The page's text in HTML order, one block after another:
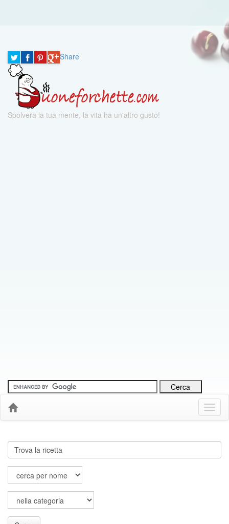
Share
Spolvera la tua mente, la vita ha un'altro gusto!
Menu
Down
Cerca